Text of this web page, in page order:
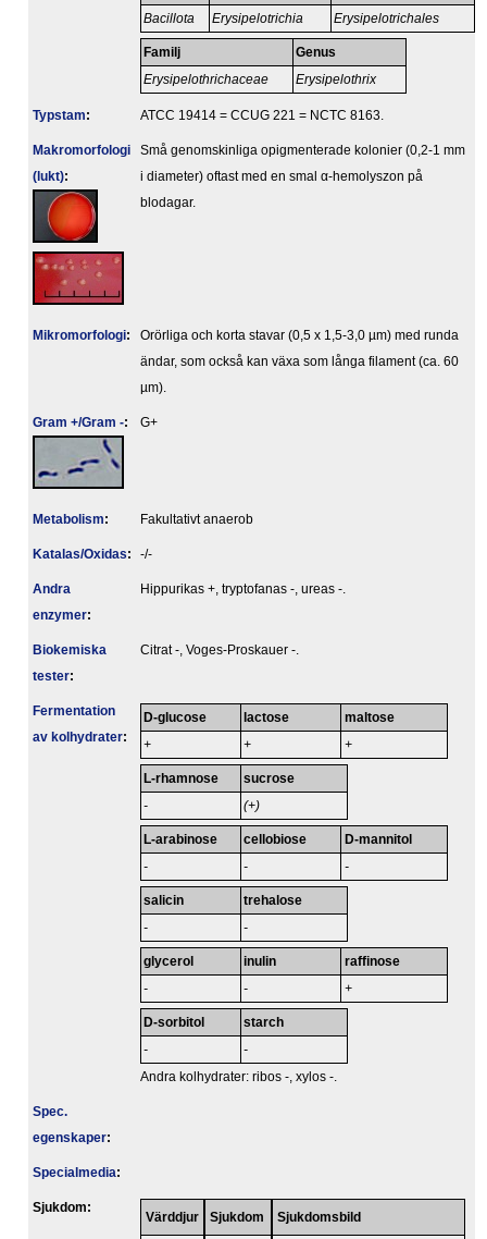
Bacillota Erysipelotrichia Erysipelotrichales
Familj
Erysipelothrichaceae
Genus
Erysipelothrix
Typstam: ATCC 19414 = CCUG 221 = NCTC 8163.
Makromorfologi
(lukt):
Små genomskinliga opigmenterade kolonier (0,2-1 mm
i diameter) oftast med en smal α-hemolyszon på
blodagar.
Mikromorfologi:
Orörliga och korta stavar (0,5 x 1,5-3,0 µm) med runda
ändar, som också kan växa som långa filament (ca. 60
µm).
Gram +/Gram -: G+
Metabolism: Fakultativt anaerob
Katalas/Oxidas: -/-
Andra
enzymer:
Hippurikas +, tryptofanas -, ureas -.
Biokemiska
tester:
Citrat -, Voges-Proskauer -.
Fermentation
av kolhydrater:
D-glucose
+
lactose
+
maltose
+
L-rhamnose
-
sucrose
(+)
L-arabinose
-
cellobiose
-
D-mannitol
-
salicin
-
trehalose
-
glycerol
-
inulin
-
raffinose
+
D-sorbitol
-
starch
-
Andra kolhydrater: ribos -, xylos -.
Spec.
egenskaper:
Specialmedia:
Sjukdom:
Värddjur Sjukdom Sjukdomsbild